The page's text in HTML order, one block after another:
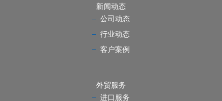
新闻动态
公司动态
行业动态
客户案例
外贸服务
进口服务